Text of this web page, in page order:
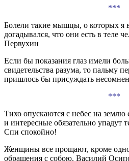
***
Болели такие мышцы, о которых я
догадывался, что они есть в теле
Первухин
Если бы показания глаз имели
свидетельства разума, то пальму
пришлось бы присуждать
***
Тихо опускаются с небес на
и интересные обязательно упадут
Спи спокойно!
Женщины все прощают, кроме
обращения с собою. Василий